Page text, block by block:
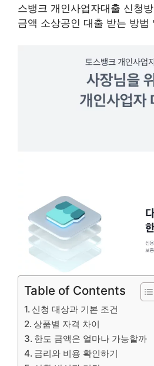
스뱅크 개인사업자대출 신청
금액 소상공인 대출 받는 방법
Table of Contents
신청 대상과 기본 조건
상품별 자격 차이
한도 금액은 얼마나 가능할까
금리와 비용 확인하기